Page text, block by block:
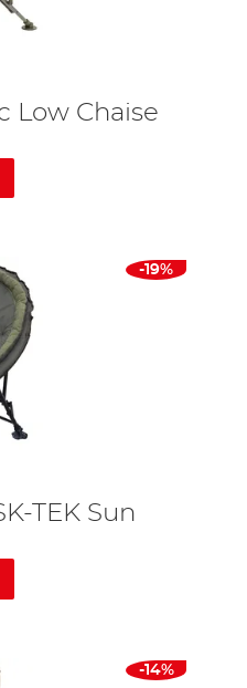
bord. Le confort et plus
Low Chaise
-19%
TEK Sun
-14%